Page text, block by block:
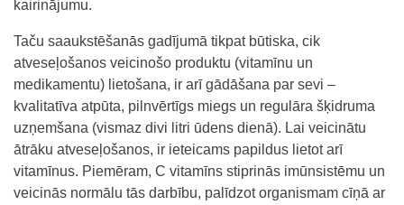
kairinājumu.
Taču saaukstēšanās gadījumā tikpat būtiska, cik
atveseļošanos veicinošo produktu (vitamīnu un
medikamentu) lietošana, ir arī gādāšana par sevi –
kvalitatīva atpūta, pilnvērtīgs miegs un regulāra šķidruma
uzņemšana (vismaz divi litri ūdens dienā). Lai veicinātu
ātrāku atveseļošanos, ir ieteicams papildus lietot arī
vitamīnus. Piemēram, C vitamīns stiprinās imūnsistēmu un
veicinās normālu tās darbību, palīdzot organismam cīņā ar